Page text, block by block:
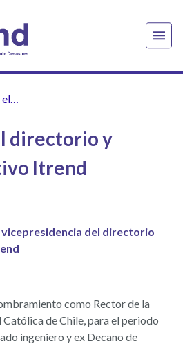
el
directorio y
Itrend
del directorio
como Rector de la
de Chile, para el periodo
ingeniero y ex Decano de